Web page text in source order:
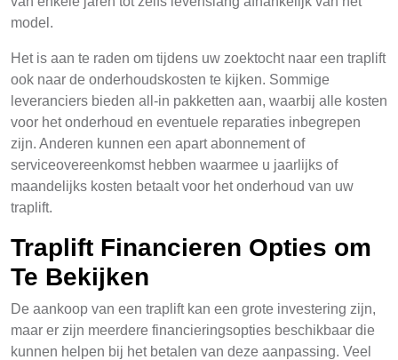
model.
Het is aan te raden om tijdens uw zoektocht naar een traplift
ook naar de onderhoudskosten te kijken. Sommige
leveranciers bieden all-in pakketten aan, waarbij alle kosten
voor het onderhoud en eventuele reparaties inbegrepen
zijn. Anderen kunnen een apart abonnement of
serviceovereenkomst hebben waarmee u jaarlijks of
maandelijks kosten betaalt voor het onderhoud van uw
traplift.
Traplift Financieren Opties om
Te Bekijken
De aankoop van een traplift kan een grote investering zijn,
maar er zijn meerdere financieringsopties beschikbaar die
kunnen helpen bij het betalen van deze aanpassing. Veel